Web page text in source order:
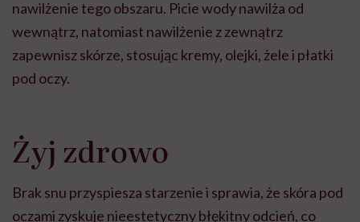
nawilżenie tego obszaru. Picie wody nawilża od
wewnątrz, natomiast nawilżenie z zewnątrz
zapewnisz skórze, stosując kremy, olejki, żele i płatki
pod oczy.
Żyj zdrowo
Brak snu przyspiesza starzenie i sprawia, że skóra pod
oczami zyskuje nieestetyczny błękitny odcień, co